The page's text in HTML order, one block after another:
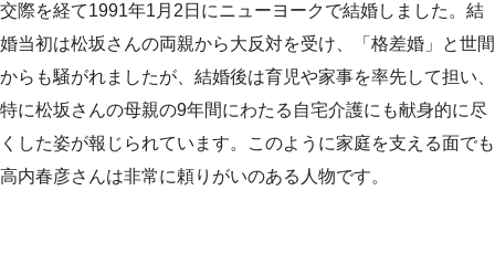
交際を経て1991年1月2日にニューヨークで結婚しました。結
婚当初は松坂さんの両親から大反対を受け、「格差婚」と世間
からも騒がれましたが、結婚後は育児や家事を率先して担い、
特に松坂さんの母親の9年間にわたる自宅介護にも献身的に尽
くした姿が報じられています。このように家庭を支える面でも
高内春彦さんは非常に頼りがいのある人物です。